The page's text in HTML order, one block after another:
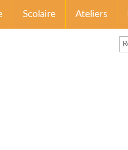
Scolaire Ateliers